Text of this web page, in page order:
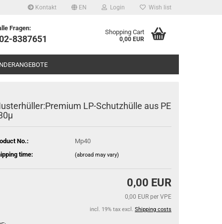
Kontakt EN Login Wish list
Fragen:
8387651
Shopping Cart
0,00 EUR
LP-Schutzhülle aus PE
No.:
Mp40
time:
(abroad may vary)
0,00 EUR
0,00 EUR per VPE
incl. 19% tax excl. Shipping costs